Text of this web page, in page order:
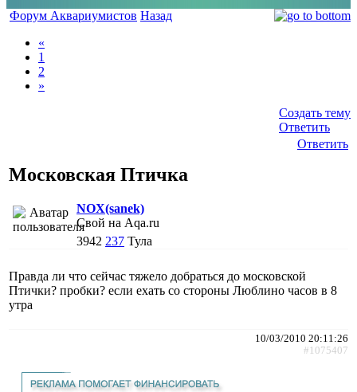
Форум Аквариумистов Назад
«
1
2
»
Создать тему
Ответить
Ответить
Московская Птичка
NOX(sanek)
Свой на Aqa.ru
3942 237 Тула
Правда ли что сейчас тяжело добраться до московской
Птички? пробки? если ехать со стороны Люблино часов в 8
утра
10/03/2010 20:11:26
#1075407